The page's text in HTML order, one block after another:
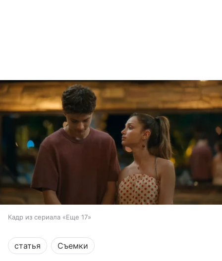
Кадр из сериала «Еще 17»
статья Съемки